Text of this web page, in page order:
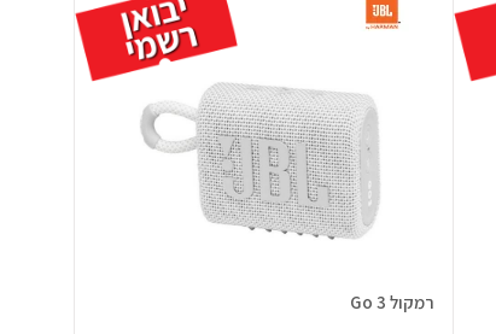
רמקול Go 3